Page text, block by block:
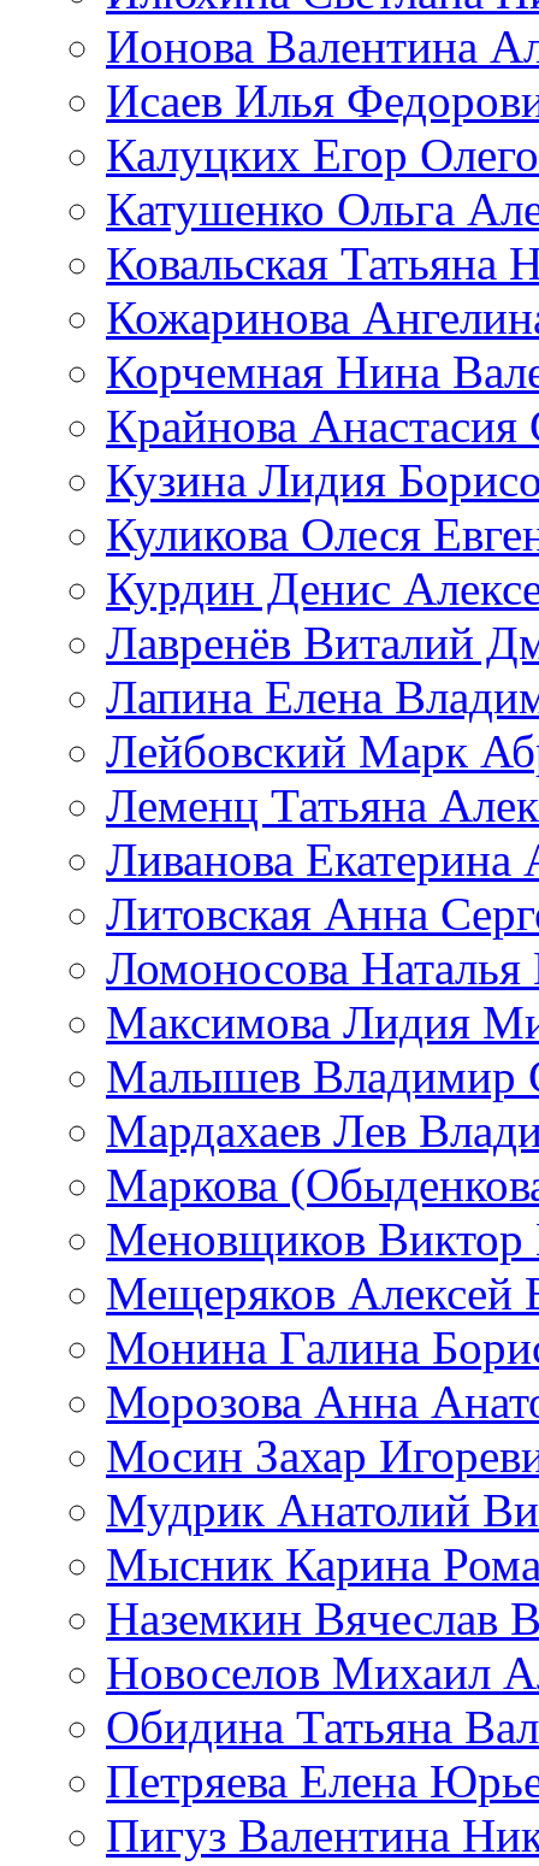
Ионова Валентина
Исаев Илья
Калуцких Егор
Катушенко Ольга
Ковальская Татьяна
Кожаринова
Корчемная Нина
Крайнова Анастасия
Кузина Лидия
Куликова Олеся
Курдин Денис
Лавренёв Виталий
Лапина Елена
Лейбовский Марк
Леменц Татьяна
Ливанова Екатерина
Литовская Анна
Ломоносова
Максимова Лидия
Малышев Владимир
Мардахаев Лев
Маркова
Меновщиков
Мещеряков Алексей
Монина Галина
Морозова Анна
Мосин Захар
Мудрик Анатолий
Мысник Карина
Наземкин Вячеслав
Новоселов Михаил
Обидина Татьяна
Петряева Елена
Пигуз Валентина